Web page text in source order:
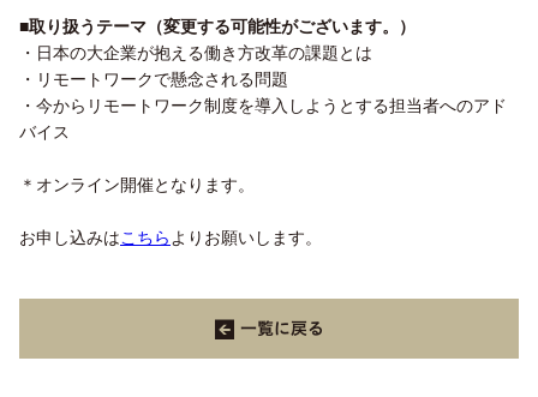
■取り扱うテーマ（変更する可能性がございます。）
・日本の大企業が抱える働き方改革の課題とは
・リモートワークで懸念される問題
・今からリモートワーク制度を導入しようとする担当者へのアド
バイス
＊オンライン開催となります。
お申し込みはこちらよりお願いします。
一覧に戻る